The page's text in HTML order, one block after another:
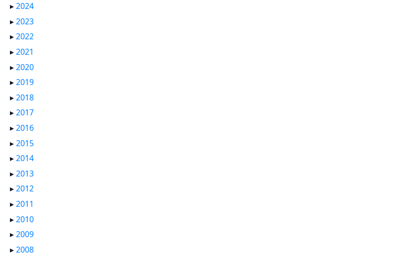
▸2024
▸2023
▸2022
▸2021
▸2020
▸2019
▸2018
▸2017
▸2016
▸2015
▸2014
▸2013
▸2012
▸2011
▸2010
▸2009
▸2008